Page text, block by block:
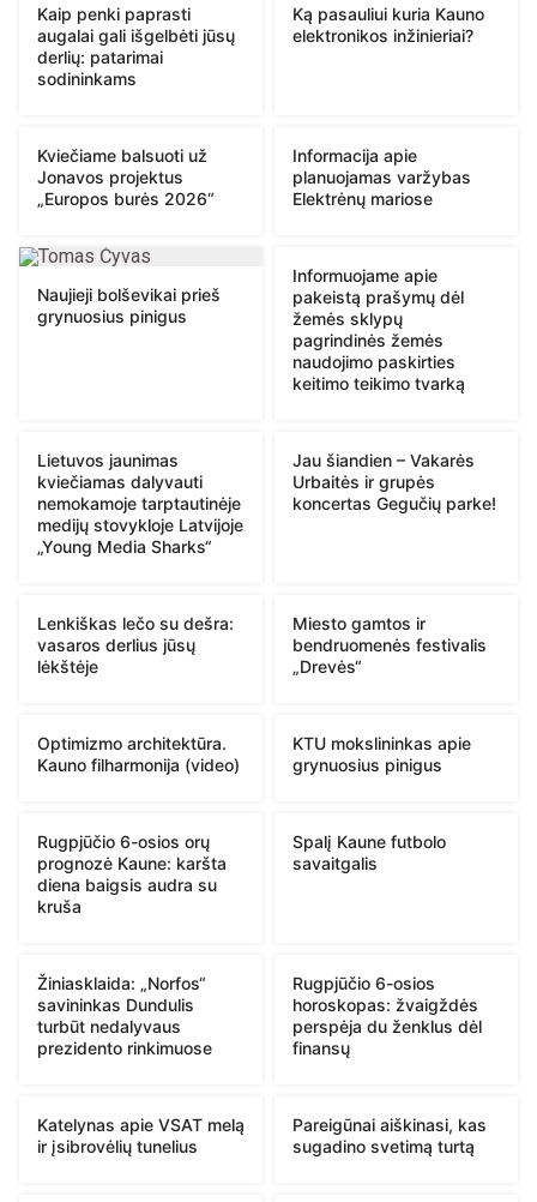
Kaip penki paprasti
augalai gali išgelbėti jūsų
derlių: patarimai
sodininkams
Ką pasauliui kuria Kauno
elektronikos inžinieriai?
Kviečiame balsuoti už
Jonavos projektus
„Europos burės 2026“
Informacija apie
planuojamas varžybas
Elektrėnų mariose
Naujieji bolševikai prieš
grynuosius pinigus
Informuojame apie
pakeistą prašymų dėl
žemės sklypų
pagrindinės žemės
naudojimo paskirties
keitimo teikimo tvarką
Lietuvos jaunimas
kviečiamas dalyvauti
nemokamoje tarptautinėje
medijų stovykloje Latvijoje
„Young Media Sharks“
Jau šiandien – Vakarės
Urbaitės ir grupės
koncertas Gegučių parke!
Lenkiškas lečo su dešra:
vasaros derlius jūsų
lėkštėje
Miesto gamtos ir
bendruomenės festivalis
„Drevės“
Optimizmo architektūra.
Kauno filharmonija (video)
KTU mokslininkas apie
grynuosius pinigus
Rugpjūčio 6-osios orų
prognozė Kaune: karšta
diena baigsis audra su
kruša
Spalį Kaune futbolo
savaitgalis
Žiniasklaida: „Norfos“
savininkas Dundulis
turbūt nedalyvaus
prezidento rinkimuose
Rugpjūčio 6-osios
horoskopas: žvaigždės
perspėja du ženklus dėl
finansų
Katelynas apie VSAT melą
ir įsibrovėlių tunelius
Pareigūnai aiškinasi, kas
sugadino svetimą turtą